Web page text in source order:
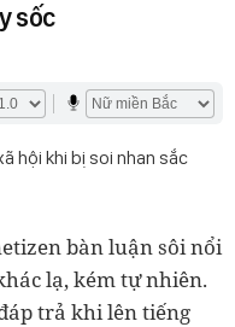
sốc
hội khi bị soi nhan sắc
bàn luận sôi nổi
lạ, kém tự nhiên.
trả khi lên tiếng